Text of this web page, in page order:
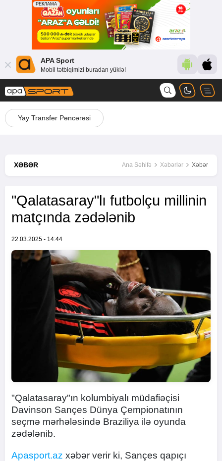
APA Sport
Mobil tətbiqimizi buradan yüklə!
Yay Transfer Pəncərəsi
XƏBƏR Ana Səhifə Xəbərlər Xəbər
"Qalatasaray"lı futbolçu millinin
matçında zədələnib
22.03.2025 - 14:44
"Qalatasaray"ın kolumbiyalı müdafiəçisi
Davinson Sançes Dünya Çempionatının
seçmə mərhələsində Braziliya ilə oyunda
zədələnib.
Apasport.az xəbər verir ki, Sançes qapıçı